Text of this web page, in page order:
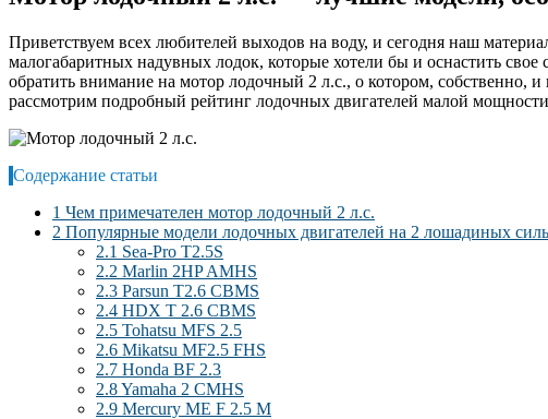
Приветствуем всех любителей выходов на воду, и сегодня наш
малогабаритных надувных лодок, которые хотели бы и оснастить
обратить внимание на мотор лодочный 2 л.с., о котором, собственно,
рассмотрим подробный рейтинг лодочных двигателей малой
Содержание статьи
1 Чем примечателен мотор лодочный 2 л.с.
2 Популярные модели лодочных двигателей на 2 лошадиных
2.1 Sea-Pro T2.5S
2.2 Marlin 2HP AMHS
2.3 Parsun T2.6 CBMS
2.4 HDX T 2.6 CBMS
2.5 Tohatsu MFS 2.5
2.6 Mikatsu MF2.5 FHS
2.7 Honda BF 2.3
2.8Yamaha 2 CMHS
2.9 Mercury ME F 2.5 M